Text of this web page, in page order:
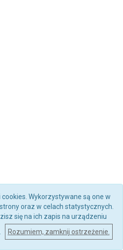
Wykorzystywane są one w
oraz w celach statystycznych.
się na ich zapis na urządzeniu
Rozumiem, zamknij ostrzeżenie.